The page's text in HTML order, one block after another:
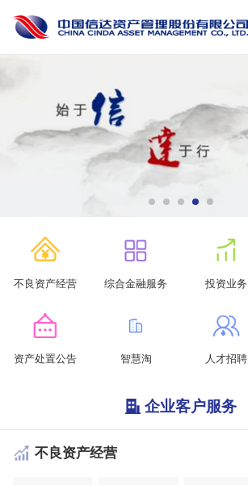
不良资产经营 综合金融服务 投资业务
资产处置公告 智慧淘 人才招聘
企业客户服务
不良资产经营